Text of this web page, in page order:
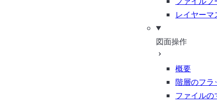
レイヤーマ
図面操作
概要
階層のフラ
ファイルの